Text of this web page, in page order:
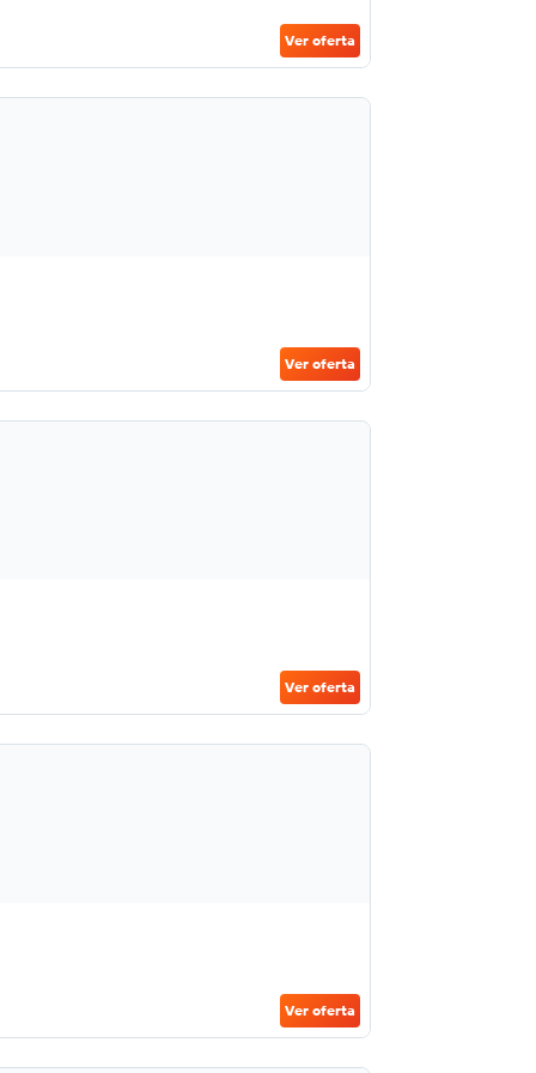
Ver oferta
Ver oferta
Ver oferta
Ver oferta